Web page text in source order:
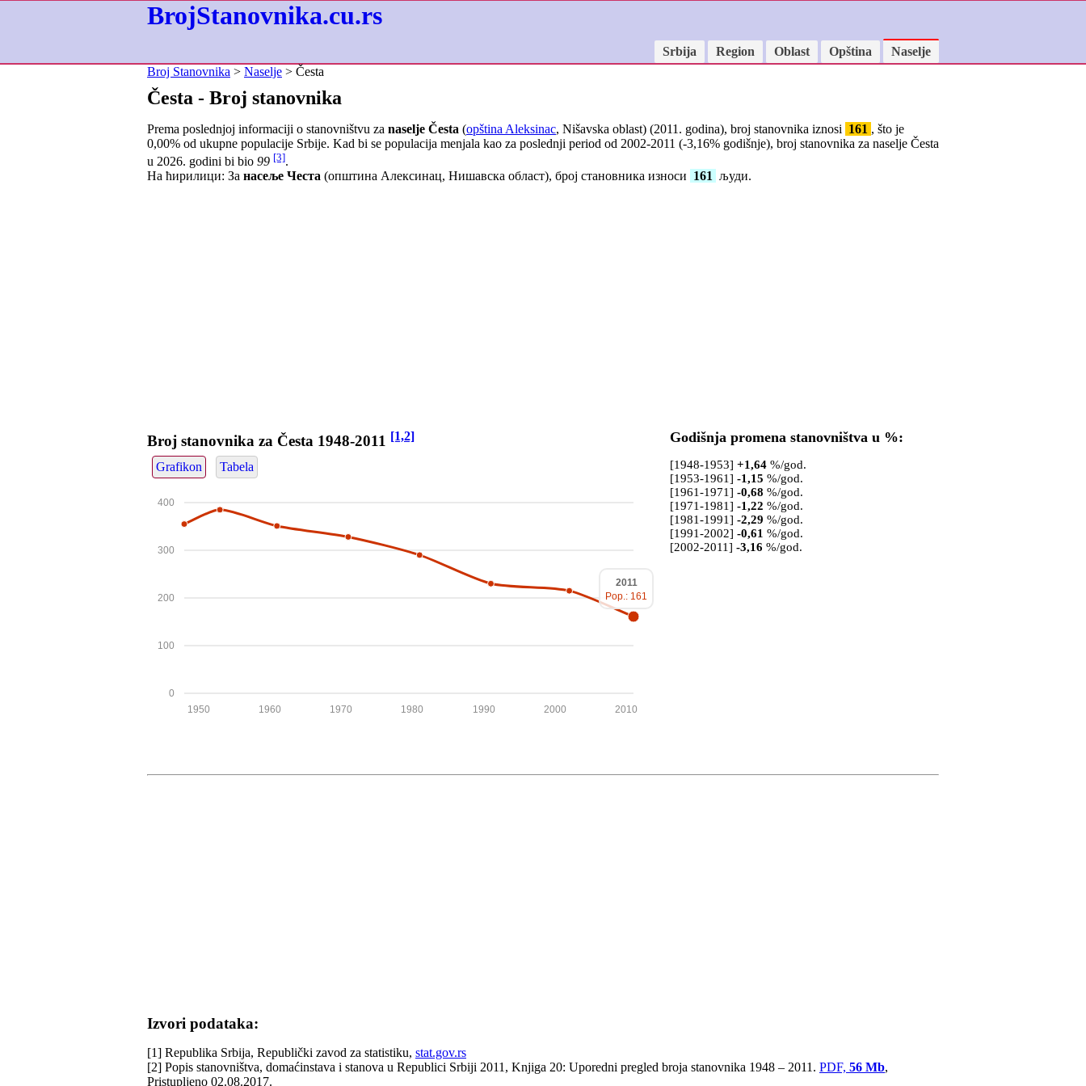
BrojStanovnika.cu.rs
Srbija Region Oblast Opština
Naselje
Broj Stanovnika > Naselje > Česta
Česta - Broj stanovnika
Prema poslednjoj informaciji o stanovništvu za naselje Česta (opština Aleksinac, Nišavska oblast) (2011. godina), broj stanovnika iznosi 161 , što je
0,00% od ukupne populacije Srbije. Kad bi se populacija menjala kao za poslednji period od 2002-2011 (-3,16% godišnje), broj stanovnika za naselje Česta
u 2026. godini bi bio 99 [3].
На ћирилици: За насеље Честа (општина Алексинац, Нишавска област), број становника износи 161 људи.
Broj stanovnika za Česta 1948-2011 [1,2]
Grafikon Tabela
0
100
200
300
400
2010
2000
1990
1980
1970
1960
1950
2011
Pop.: 161
Godišnja promena stanovništva u %:
[1948-1953] +1,64%/god.
[1953-1961] -1,15 %/god.
[1961-1971] -0,68 %/god.
[1971-1981] -1,22 %/god.
[1981-1991] -2,29 %/god.
[1991-2002] -0,61 %/god.
[2002-2011] -3,16 %/god.
Izvori podataka:
[1] Republika Srbija, Republički zavod za statistiku, stat.gov.rs
[2] Popis stanovništva, domaćinstava i stanova u Republici Srbiji 2011, Knjiga 20: Uporedni pregled broja stanovnika 1948 – 2011. PDF, 56 Mb,
Pristupljeno 02.08.2017.